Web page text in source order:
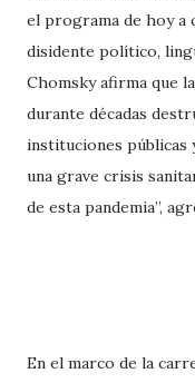
el programa de hoy a
disidente político,
Chomsky afirma que
durante décadas
instituciones públicas
una grave crisis
de esta pandemia”,
En el marco de la